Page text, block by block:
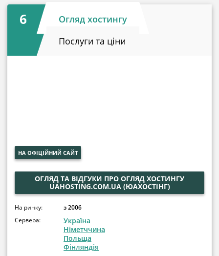
6
Огляд хостингу
Послуги та ціни
НА ОФІЦІЙНИЙ САЙТ
ОГЛЯД ТА ВІДГУКИ ПРО ОГЛЯД ХОСТИНГУ
UAHOSTING.COM.UA (ЮАХОСТІНГ)
На ринку:
з 2006
Сервера:
Україна
Німетччина
Польща
Фінляндія